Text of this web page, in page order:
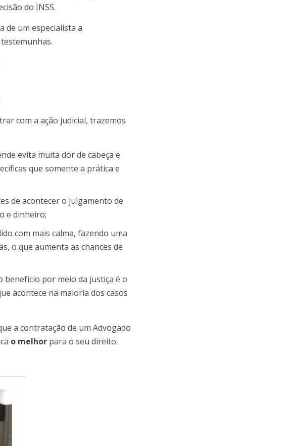
do INSS.
de um especialista a
com a ação judicial, trazemos
evita muita dor de cabeça e
que somente a prática e
de acontecer o julgamento de
e dinheiro;
com mais calma, fazendo uma
o que aumenta as chances de
por meio da justiça é o
acontece na maioria dos casos
a contratação de um Advogado
o melhor para o seu direito.